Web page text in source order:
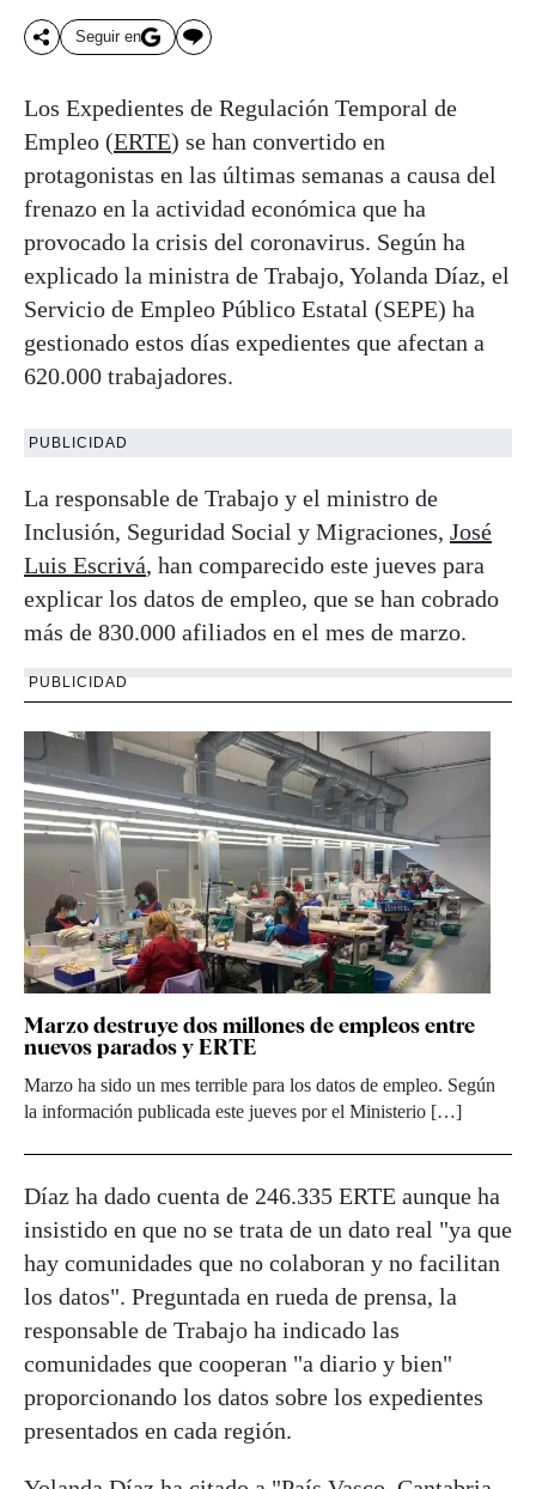
Seguir en
Los Expedientes de Regulación Temporal de
Empleo (ERTE) se han convertido en
protagonistas en las últimas semanas a causa del
frenazo en la actividad económica que ha
provocado la crisis del coronavirus. Según ha
explicado la ministra de Trabajo, Yolanda Díaz, el
Servicio de Empleo Público Estatal (SEPE) ha
gestionado estos días expedientes que afectan a
620.000 trabajadores.
PUBLICIDAD
La responsable de Trabajo y el ministro de
Inclusión, Seguridad Social y Migraciones, José
Luis Escrivá, han comparecido este jueves para
explicar los datos de empleo, que se han cobrado
más de 830.000 afiliados en el mes de marzo.
PUBLICIDAD
Marzo destruye dos millones de empleos entre
nuevos parados y ERTE
Marzo ha sido un mes terrible para los datos de empleo. Según
la información publicada este jueves por el Ministerio […]
Díaz ha dado cuenta de 246.335 ERTE aunque ha
insistido en que no se trata de un dato real "ya que
hay comunidades que no colaboran y no facilitan
los datos". Preguntada en rueda de prensa, la
responsable de Trabajo ha indicado las
comunidades que cooperan "a diario y bien"
proporcionando los datos sobre los expedientes
presentados en cada región.